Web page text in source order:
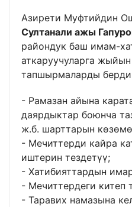
Азирети Муфтийдин
Султанали ажы
райондук баш имам-
аткаруучуларга
тапшырмаларды
- Рамазан айына
даярдыктар боюнча
ж.б. шарттарын
- Мечиттерди кайра
иштерин тездетүү;
- Хатибияттардын
- Мечиттердеги китеп
- Таравих намазына